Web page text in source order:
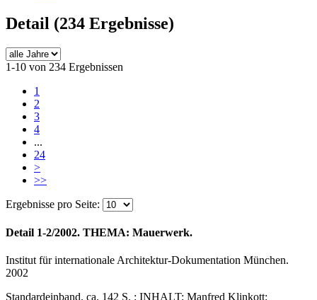
Detail (234 Ergebnisse)
1-10 von 234 Ergebnissen
1
2
3
4
...
24
>
>>
Ergebnisse pro Seite:
Detail 1-2/2002. THEMA: Mauerwerk.
Institut für internationale Architektur-Dokumentation München.
2002
Standardeinband. ca. 142 S. : INHALT: Manfred Klinkott: